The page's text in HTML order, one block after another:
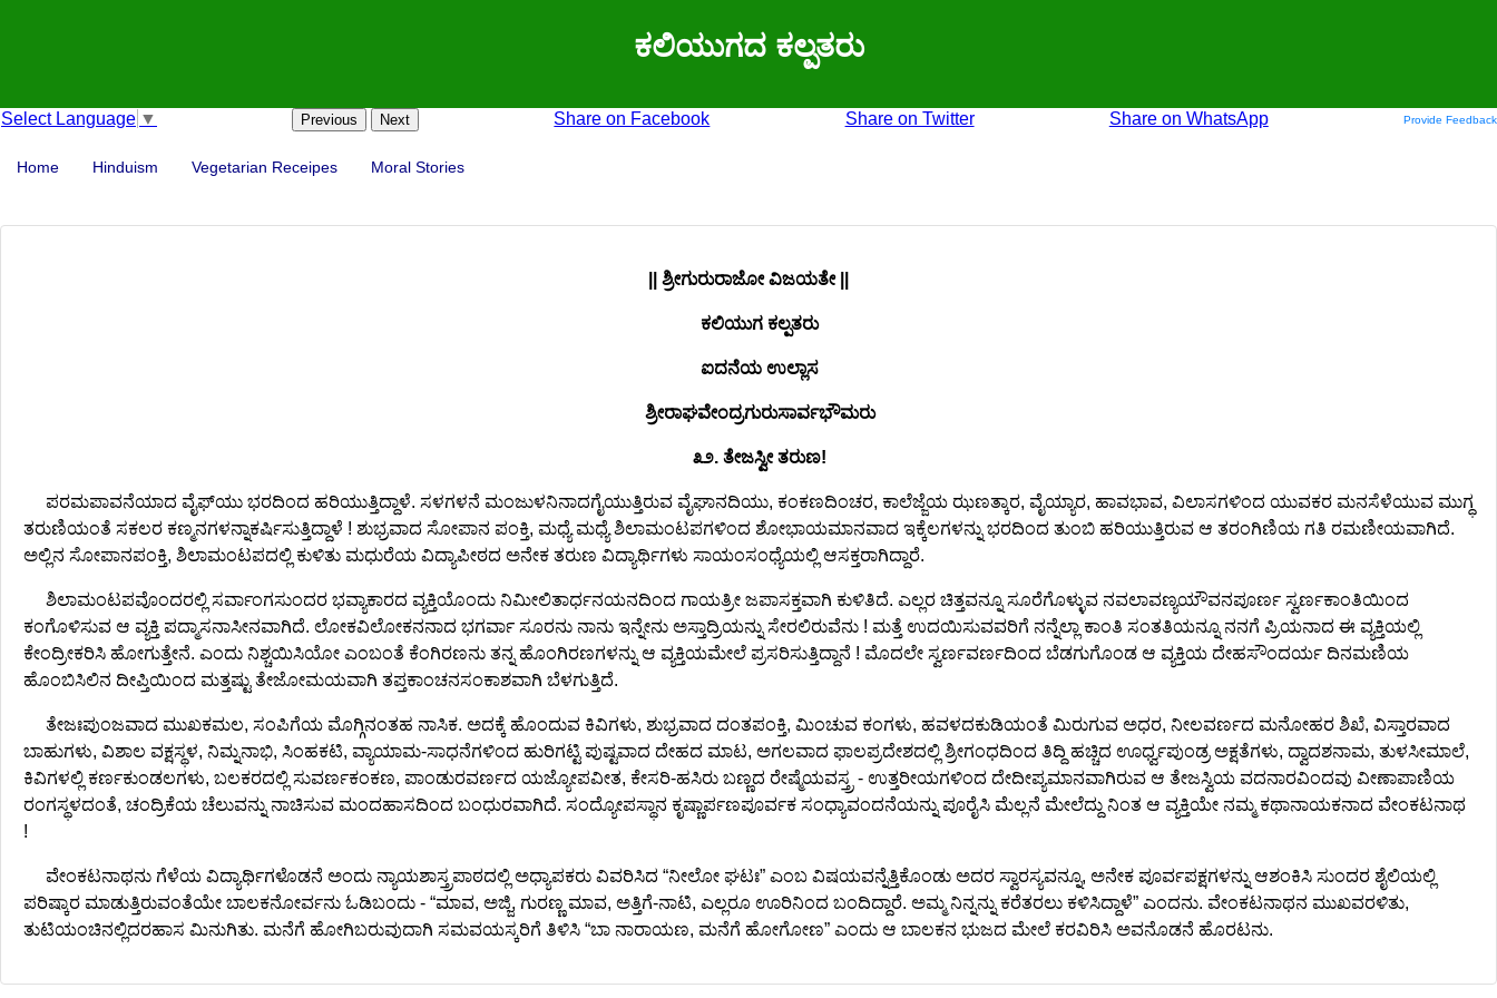
ಕಲಿಯುಗದ ಕಲ್ಪತರು
Select Language ▼ Previous Next Share on Facebook Share on Twitter Share on WhatsApp Provide Feedback
Home Hinduism Vegetarian Receipes Moral Stories
|| ಶ್ರೀಗುರುರಾಜೋ ವಿಜಯತೇ ||
ಕಲಿಯುಗ ಕಲ್ಪತರು
ಐದನೆಯ ಉಲ್ಲಾಸ
ಶ್ರೀರಾಘವೇಂದ್ರಗುರುಸಾರ್ವಭೌಮರು
೩೨. ತೇಜಸ್ವೀ ತರುಣ!
ಪರಮಪಾವನೆಯಾದ ವೈಫ್‌ಯು ಭರದಿಂದ ಹರಿಯುತ್ತಿದ್ದಾಳೆ. ಸಳಗಳನೆ ಮಂಜುಳನಿನಾದಗೈಯುತ್ತಿರುವ ವೈಘಾನದಿಯು, ಕಂಕಣದಿಂಚರ, ಕಾಲೆಜ್ಜೆಯ ಝಣತ್ಕಾರ, ವೈಯ್ಯಾರ, ಹಾವಭಾವ, ವಿಲಾಸಗಳಿಂದ ಯುವಕರ ಮನಸೆಳೆಯುವ ಮುಗ್ಧ
ತರುಣಿಯಂತೆ ಸಕಲರ ಕಣ್ಮನಗಳನ್ನಾಕರ್ಷಿಸುತ್ತಿದ್ದಾಳೆ ! ಶುಭ್ರವಾದ ಸೋಪಾನ ಪಂಕ್ತಿ, ಮಧ್ಯೆ ಮಧ್ಯೆ ಶಿಲಾಮಂಟಪಗಳಿಂದ ಶೋಭಾಯಮಾನವಾದ ಇಕ್ಕೆಲಗಳನ್ನು ಭರದಿಂದ ತುಂಬಿ ಹರಿಯುತ್ತಿರುವ ಆ ತರಂಗಿಣಿಯ ಗತಿ ರಮಣೀಯವಾಗಿದೆ.
ಅಲ್ಲಿನ ಸೋಪಾನಪಂಕ್ತಿ, ಶಿಲಾಮಂಟಪದಲ್ಲಿ ಕುಳಿತು ಮಧುರೆಯ ವಿದ್ಯಾಪೀಠದ ಅನೇಕ ತರುಣ ವಿದ್ಯಾರ್ಥಿಗಳು ಸಾಯಂಸಂಧ್ಯೆಯಲ್ಲಿ ಆಸಕ್ತರಾಗಿದ್ದಾರೆ.
ಶಿಲಾಮಂಟಪವೊಂದರಲ್ಲಿ ಸರ್ವಾಂಗಸುಂದರ ಭವ್ಯಾಕಾರದ ವ್ಯಕ್ತಿಯೊಂದು ನಿಮೀಲಿತಾರ್ಧನಯನದಿಂದ ಗಾಯತ್ರೀ ಜಪಾಸಕ್ತವಾಗಿ ಕುಳಿತಿದೆ. ಎಲ್ಲರ ಚಿತ್ತವನ್ನೂ ಸೂರೆಗೊಳ್ಳುವ ನವಲಾವಣ್ಯಯೌವನಪೂರ್ಣ ಸ್ವರ್ಣಕಾಂತಿಯಿಂದ
ಕಂಗೊಳಿಸುವ ಆ ವ್ಯಕ್ತಿ ಪದ್ಮಾಸನಾಸೀನವಾಗಿದೆ. ಲೋಕವಿಲೋಕನನಾದ ಭಗರ್ವಾ ಸೂರನು ನಾನು ಇನ್ನೇನು ಅಸ್ತಾದ್ರಿಯನ್ನು ಸೇರಲಿರುವೆನು ! ಮತ್ತೆ ಉದಯಿಸುವವರಿಗೆ ನನ್ನೆಲ್ಲಾ ಕಾಂತಿ ಸಂತತಿಯನ್ನೂ ನನಗೆ ಪ್ರಿಯನಾದ ಈ ವ್ಯಕ್ತಿಯಲ್ಲಿ
ಕೇಂದ್ರೀಕರಿಸಿ ಹೋಗುತ್ತೇನೆ. ಎಂದು ನಿಶ್ಚಯಿಸಿಯೋ ಎಂಬಂತೆ ಕೆಂಗಿರಣನು ತನ್ನ ಹೊಂಗಿರಣಗಳನ್ನು ಆ ವ್ಯಕ್ತಿಯಮೇಲೆ ಪ್ರಸರಿಸುತ್ತಿದ್ದಾನೆ ! ಮೊದಲೇ ಸ್ವರ್ಣವರ್ಣದಿಂದ ಬೆಡಗುಗೊಂಡ ಆ ವ್ಯಕ್ತಿಯ ದೇಹಸೌಂದರ್ಯ ದಿನಮಣಿಯ
ಹೊಂಬಿಸಿಲಿನ ದೀಪ್ತಿಯಿಂದ ಮತ್ತಷ್ಟು ತೇಜೋಮಯವಾಗಿ ತಪ್ತಕಾಂಚನಸಂಕಾಶವಾಗಿ ಬೆಳಗುತ್ತಿದೆ.
ತೇಜಃಪುಂಜವಾದ ಮುಖಕಮಲ, ಸಂಪಿಗೆಯ ಮೊಗ್ಗಿನಂತಹ ನಾಸಿಕ. ಅದಕ್ಕೆ ಹೊಂದುವ ಕಿವಿಗಳು, ಶುಭ್ರವಾದ ದಂತಪಂಕ್ತಿ, ಮಿಂಚುವ ಕಂಗಳು, ಹವಳದಕುಡಿಯಂತೆ ಮಿರುಗುವ ಅಧರ, ನೀಲವರ್ಣದ ಮನೋಹರ ಶಿಖೆ, ವಿಸ್ತಾರವಾದ
ಬಾಹುಗಳು, ವಿಶಾಲ ವಕ್ಷಸ್ಥಳ, ನಿಮ್ನನಾಭಿ, ಸಿಂಹಕಟಿ, ವ್ಯಾಯಾಮ-ಸಾಧನೆಗಳಿಂದ ಹುರಿಗಟ್ಟಿ ಪುಷ್ಟವಾದ ದೇಹದ ಮಾಟ, ಅಗಲವಾದ ಫಾಲಪ್ರದೇಶದಲ್ಲಿ ಶ್ರೀಗಂಧದಿಂದ ತಿದ್ದಿ ಹಚ್ಚಿದ ಊರ್ಧ್ವಪುಂಡ್ರ ಅಕ್ಷತೆಗಳು, ದ್ವಾದಶನಾಮ, ತುಳಸೀಮಾಲೆ,
ಕಿವಿಗಳಲ್ಲಿ ಕರ್ಣಕುಂಡಲಗಳು, ಬಲಕರದಲ್ಲಿ ಸುವರ್ಣಕಂಕಣ, ಪಾಂಡುರವರ್ಣದ ಯಜ್ಯೋಪವೀತ, ಕೇಸರಿ-ಹಸಿರು ಬಣ್ಣದ ರೇಷ್ಮೆಯವಸ್ತ್ರ - ಉತ್ತರೀಯಗಳಿಂದ ದೇದೀಪ್ಯಮಾನವಾಗಿರುವ ಆ ತೇಜಸ್ವಿಯ ವದನಾರವಿಂದವು ವೀಣಾಪಾಣಿಯ
ರಂಗಸ್ಥಳದಂತೆ, ಚಂದ್ರಿಕೆಯ ಚೆಲುವನ್ನು ನಾಚಿಸುವ ಮಂದಹಾಸದಿಂದ ಬಂಧುರವಾಗಿದೆ. ಸಂದ್ಯೋಪಸ್ಥಾನ ಕೃಷ್ಣಾರ್ಪಣಪೂರ್ವಕ ಸಂಧ್ಯಾವಂದನೆಯನ್ನು ಪೂರೈಸಿ ಮೆಲ್ಲನೆ ಮೇಲೆದ್ದು ನಿಂತ ಆ ವ್ಯಕ್ತಿಯೇ ನಮ್ಮ ಕಥಾನಾಯಕನಾದ ವೇಂಕಟನಾಥ
!
ವೇಂಕಟನಾಥನು ಗೆಳೆಯ ವಿದ್ಯಾರ್ಥಿಗಳೊಡನೆ ಅಂದು ನ್ಯಾಯಶಾಸ್ತ್ರಪಾಠದಲ್ಲಿ ಅಧ್ಯಾಪಕರು ವಿವರಿಸಿದ “ನೀಲೋ ಘಟಃ” ಎಂಬ ವಿಷಯವನ್ನೆತ್ತಿಕೊಂಡು ಅದರ ಸ್ವಾರಸ್ಯವನ್ನೂ, ಅನೇಕ ಪೂರ್ವಪಕ್ಷಗಳನ್ನು ಆಶಂಕಿಸಿ ಸುಂದರ ಶೈಲಿಯಲ್ಲಿ
ಪರಿಷ್ಕಾರ ಮಾಡುತ್ತಿರುವಂತೆಯೇ ಬಾಲಕನೋರ್ವನು ಓಡಿಬಂದು - “ಮಾವ, ಅಜ್ಜಿ, ಗುರಣ್ಣ ಮಾವ, ಅತ್ತಿಗೆ-ನಾಟಿ, ಎಲ್ಲರೂ ಊರಿನಿಂದ ಬಂದಿದ್ದಾರೆ. ಅಮ್ಮ ನಿನ್ನನ್ನು ಕರೆತರಲು ಕಳಿಸಿದ್ದಾಳೆ” ಎಂದನು. ವೇಂಕಟನಾಥನ ಮುಖವರಳಿತು,
ತುಟಿಯಂಚಿನಲ್ಲಿದರಹಾಸ ಮಿನುಗಿತು. ಮನೆಗೆ ಹೋಗಿಬರುವುದಾಗಿ ಸಮವಯಸ್ಕರಿಗೆ ತಿಳಿಸಿ “ಬಾ ನಾರಾಯಣ, ಮನೆಗೆ ಹೋಗೋಣ” ಎಂದು ಆ ಬಾಲಕನ ಭುಜದ ಮೇಲೆ ಕರವಿರಿಸಿ ಅವನೊಡನೆ ಹೊರಟನು.